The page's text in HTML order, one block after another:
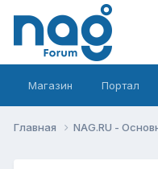
Магазин Портал
Главная NAG.RU -